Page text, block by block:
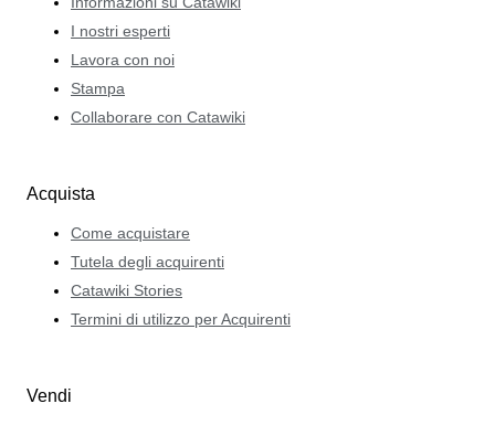
I nostri esperti
Lavora con noi
Stampa
Collaborare con Catawiki
Acquista
Come acquistare
Tutela degli acquirenti
Catawiki Stories
Termini di utilizzo per Acquirenti
Vendi